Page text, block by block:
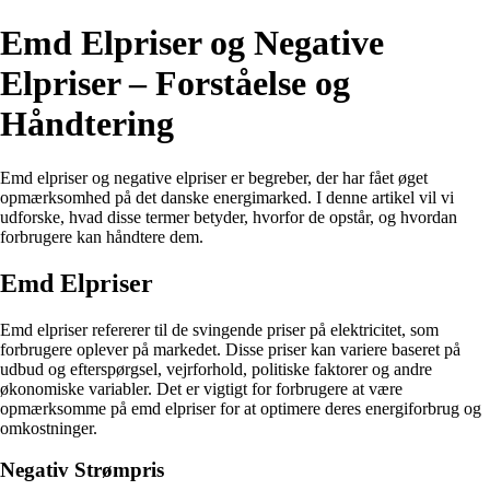
Emd Elpriser og Negative
Elpriser – Forståelse og
Håndtering
Emd elpriser og negative elpriser er begreber, der har fået øget
opmærksomhed på det danske energimarked. I denne artikel vil vi
udforske, hvad disse termer betyder, hvorfor de opstår, og hvordan
forbrugere kan håndtere dem.
Emd Elpriser
Emd elpriser refererer til de svingende priser på elektricitet, som
forbrugere oplever på markedet. Disse priser kan variere baseret på
udbud og efterspørgsel, vejrforhold, politiske faktorer og andre
økonomiske variabler. Det er vigtigt for forbrugere at være
opmærksomme på emd elpriser for at optimere deres energiforbrug og
omkostninger.
Negativ Strømpris